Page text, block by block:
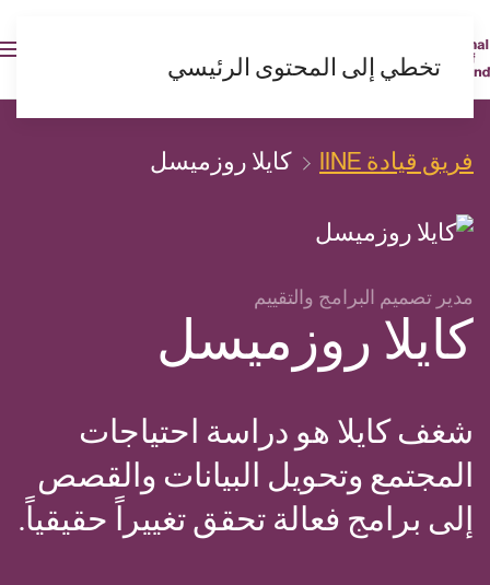
تخطي إلى المحتوى الرئيسي
فريق قيادة IINE كايلا روزميسل
مدير تصميم البرامج والتقييم
كايلا روزميسل
شغف كايلا هو دراسة احتياجات
المجتمع وتحويل البيانات والقصص
إلى برامج فعالة تحقق تغييراً حقيقياً.